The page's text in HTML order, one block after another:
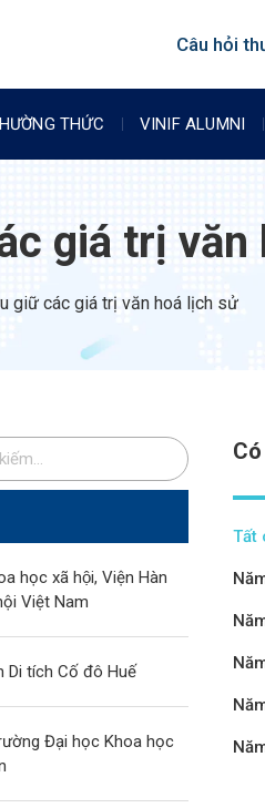
Câu hỏi
THỨC VINIF ALUMNI
giá trị
giữ các giá trị văn hoá lịch sử​
học xã hội, Viện Hàn
Việt Nam
Di tích Cố đô Huế
Đại học Khoa học
Tất